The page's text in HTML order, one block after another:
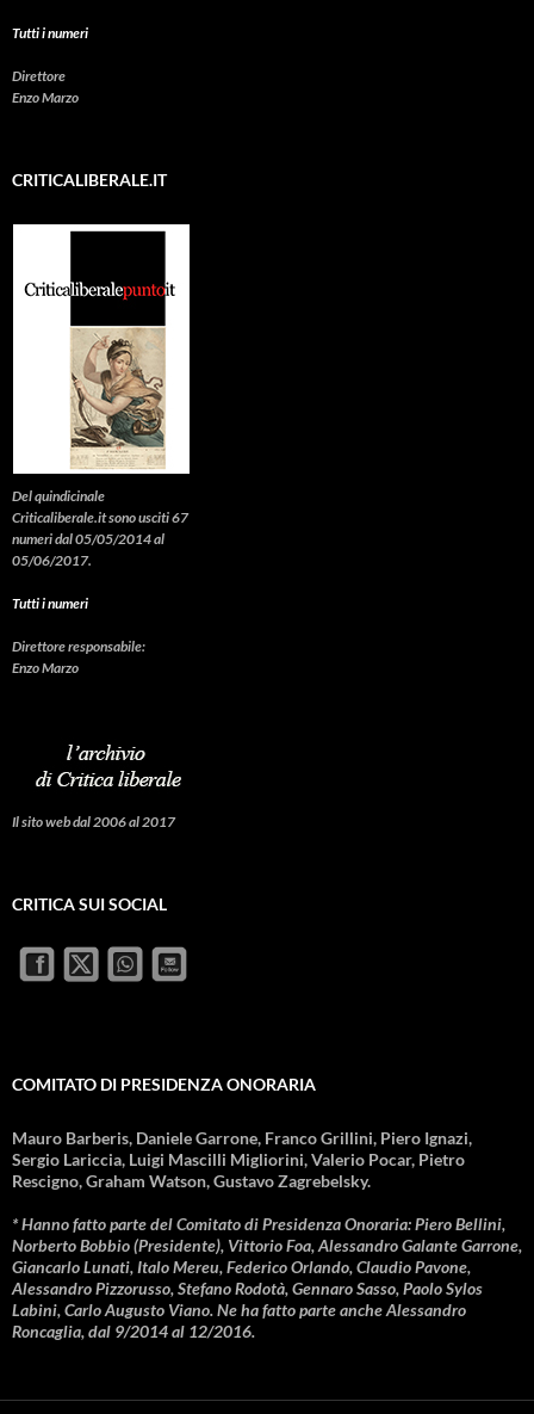
Tutti i numeri
Direttore
Enzo Marzo
CRITICALIBERALE.IT
Del quindicinale
Criticaliberale.it sono usciti 67
numeri dal 05/05/2014 al
05/06/2017.
Tutti i numeri
Direttore responsabile:
Enzo Marzo
Il sito web dal 2006 al 2017
CRITICA SUI SOCIAL
COMITATO DI PRESIDENZA ONORARIA
Mauro Barberis, Daniele Garrone, Franco Grillini, Piero Ignazi,
Sergio Lariccia, Luigi Mascilli Migliorini, Valerio Pocar, Pietro
Rescigno, Graham Watson, Gustavo Zagrebelsky.
* Hanno fatto parte del Comitato di Presidenza Onoraria: Piero Bellini,
Norberto Bobbio (Presidente), Vittorio Foa, Alessandro Galante Garrone,
Giancarlo Lunati, Italo Mereu, Federico Orlando, Claudio Pavone,
Alessandro Pizzorusso, Stefano Rodotà, Gennaro Sasso, Paolo Sylos
Labini, Carlo Augusto Viano. Ne ha fatto parte anche Alessandro
Roncaglia, dal 9/2014 al 12/2016.